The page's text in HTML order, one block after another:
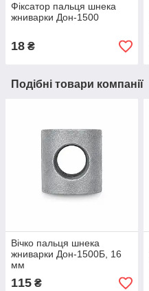
Фіксатор пальця шнека
жниварки Дон-1500
18 ₴
Подібні товари компанії
Вічко пальця шнека
жниварки Дон-1500Б, 16
мм
115 ₴